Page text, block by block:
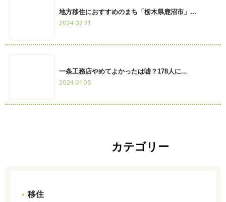
地方移住におすすめのまち「栃木県鹿沼市」...
2024.02.21
一条工務店やめてよかったは嘘？178人に...
2024.01.05
カテゴリー
移住